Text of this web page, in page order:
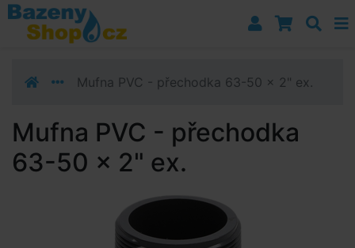
Přejít k navigaci
Přejít na obsah
Přejít k postrannímu sloupci
Mufna PVC - přechodka 63-50 x 2" ex.
Mufna PVC - přechodka
63-50 x 2" ex.